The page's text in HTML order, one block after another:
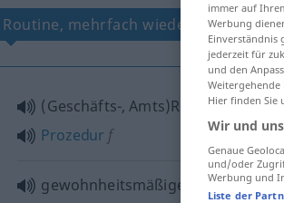
Routine, mehrfach
(Geschäfts-, Amts)Routinef
Prozedur f
gewohnheitsmäßiger Gangod
immer auf
Werbung
Einverständnis
jederzeit für
und den
Weitergehende
Hier finden Sie
Wir und
Genaue
und/oder
Werbung und
Liste der